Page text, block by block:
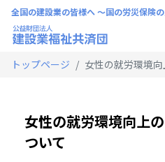
全国の建設業の皆様へ 〜国の労災保険
トップページ 女性の就労環境
女性の就労環境向上
ついて